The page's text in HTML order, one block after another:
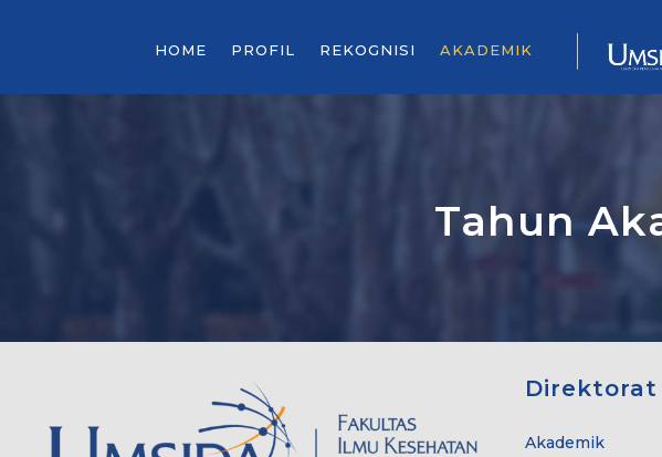
HOME PROFIL REKOGNISI AKADEMIK
Tahun
Direktorat
Akademik